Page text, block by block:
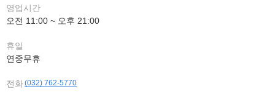
영업시간
오전 11:00 ~ 오후 21:00
휴일
연중무휴
전화(032) 762-5770